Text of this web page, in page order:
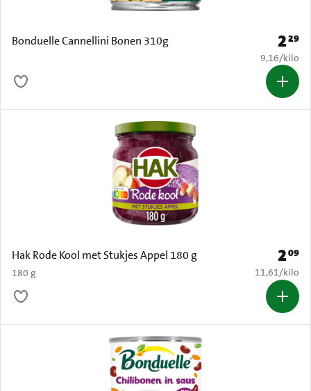
Bonduelle Cannellini Bonen 310g Prijs:
229
€ 9,16 per
9,16/kilo
Hak Rode Kool met Stukjes Appel 180 g
180 g
Prijs:
209
€ 11,61 per
11,61/kilo